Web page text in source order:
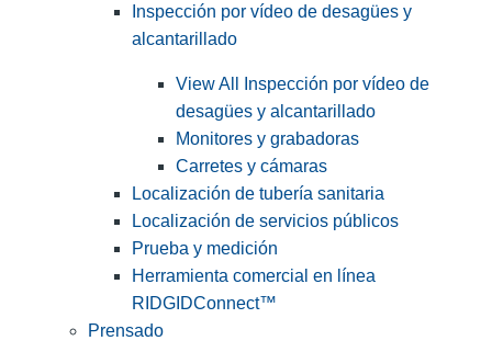
Inspección por vídeo de desagües y
alcantarillado
View All Inspección por vídeo de
desagües y alcantarillado
Monitores y grabadoras
Carretes y cámaras
Localización de tubería sanitaria
Localización de servicios públicos
Prueba y medición
Herramienta comercial en línea
RIDGIDConnect™
Prensado